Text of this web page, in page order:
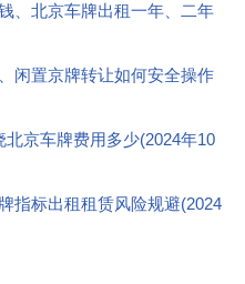
、北京车牌出租一年、二年
闲置京牌转让如何安全操作
京车牌费用多少(2024年10
指标出租租赁风险规避(2024